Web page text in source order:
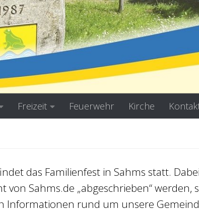
Freizeit Feuerwehr Kirche
das Familienfest in Sahms statt.
Sahms.de „abgeschrieben“
Informationen rund um unsere